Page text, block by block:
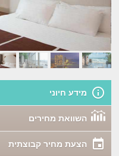
מידע חיוני
השוואת מחירים
הצעת מחיר קבוצתית